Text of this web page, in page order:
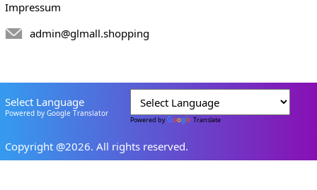
Impressum
admin@glmall.shopping
Select Language
Powered by Google Translator
Powered by Translate
Copyright @2026. All rights reserved.